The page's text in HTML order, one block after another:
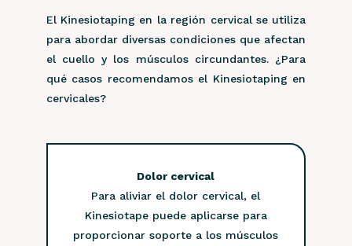
El Kinesiotaping en la región cervical se utiliza
para abordar diversas condiciones que afectan
el cuello y los músculos circundantes. ¿Para
qué casos recomendamos el Kinesiotaping en
cervicales?
Dolor cervical
Para aliviar el dolor cervical, el
Kinesiotape puede aplicarse para
proporcionar soporte a los músculos